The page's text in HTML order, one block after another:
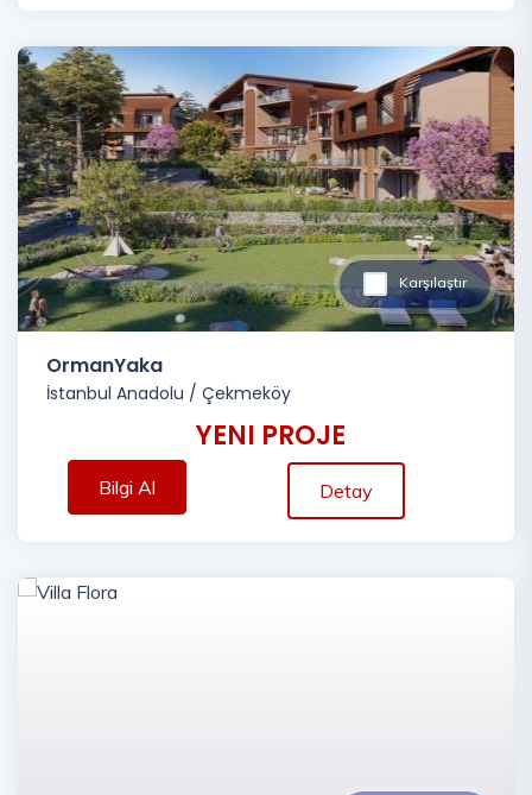
Karşılaştır
OrmanYaka
İstanbul Anadolu / Çekmeköy
YENI PROJE
Bilgi Al Detay